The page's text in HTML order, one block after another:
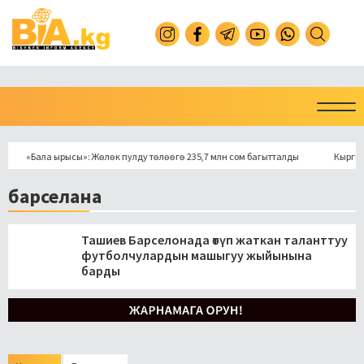
«Бала ырысы»: Жөлөк пулду төлөөгө 235,7 млн сом багытталды
барселана
Ташиев Барселонада өтүп жаткан таланттуу
футболчулардын машыгуу жыйынына
барды